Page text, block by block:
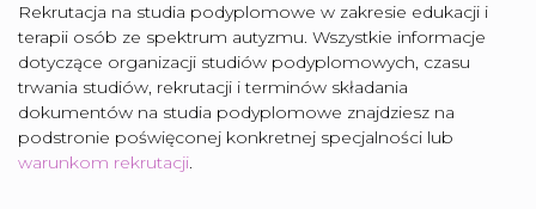
Rekrutacja na studia podyplomowe w zakresie edukacji i
terapii osób ze spektrum autyzmu. Wszystkie informacje
dotyczące organizacji studiów podyplomowych, czasu
trwania studiów, rekrutacji i terminów składania
dokumentów na studia podyplomowe znajdziesz na
podstronie poświęconej konkretnej specjalności lub
warunkom rekrutacji.